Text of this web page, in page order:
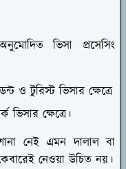
ভিসা প্রসেসিং
ও টুরিস্ট ভিসার ক্ষেত্রে
ক্ষেত্রে।
নেই এমন দালাল বা
নেওয়া উচিত নয়।